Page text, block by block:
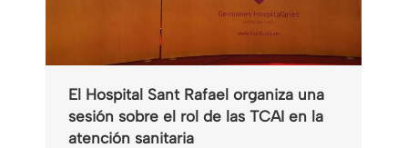
El Hospital Sant Rafael organiza una
sesión sobre el rol de las TCAI en la
atención sanitaria